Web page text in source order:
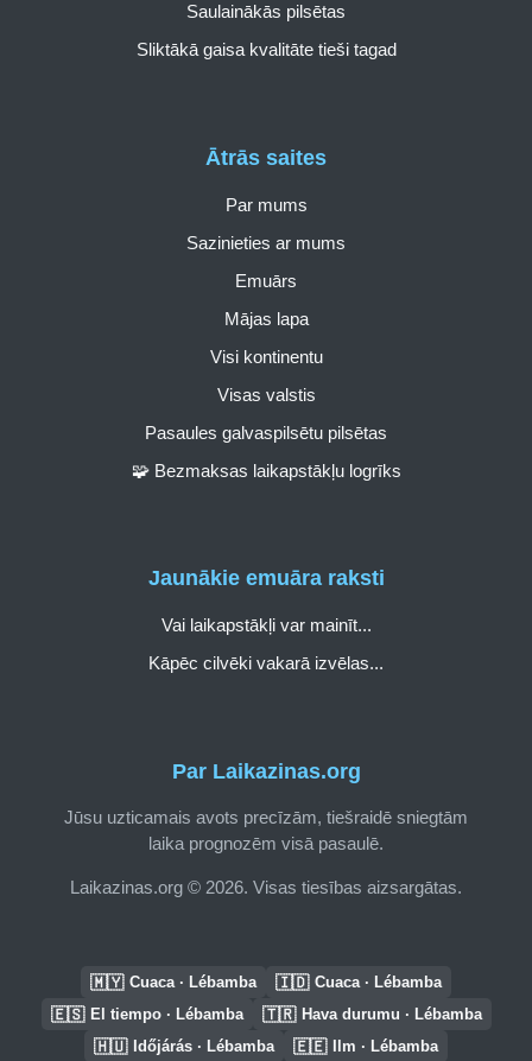
Par Laikazinas.org
Jūsu uzticamais avots precīzām, tiešraidē sniegtām
laika prognozēm visā pasaulē.
Laikazinas.org © 2026. Visas tiesības aizsargātas.
Ātrās saites
Par mums
Sazinieties ar mums
Emuārs
Mājas lapa
Visi kontinentu
Visas valstis
Pasaules galvaspilsētu pilsētas
🧩 Bezmaksas laikapstākļu logrīks
Saulainākās pilsētas
Sliktākā gaisa kvalitāte tieši tagad
Jaunākie emuāra raksti
Vai laikapstākļi var mainīt...
Kāpēc cilvēki vakarā izvēlas...
🇲🇾 Cuaca · Lébamba 🇮🇩 Cuaca · Lébamba
🇪🇸 El tiempo · Lébamba 🇹🇷 Hava durumu · Lébamba
🇭🇺 Időjárás · Lébamba 🇪🇪 Ilm · Lébamba